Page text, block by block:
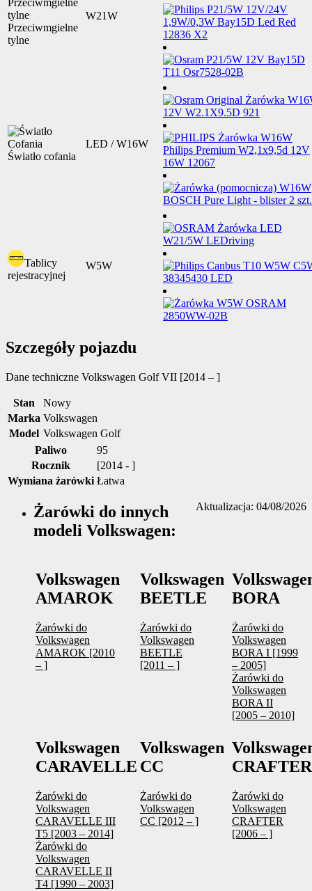
Przeciwmgielne
tylne
W21W
Światło cofania
LED / W16W
Tablicy
rejestracyjnej
W5W
Szczegóły pojazdu
Dane techniczne Volkswagen Golf VII [2014 – ]
Stan
Nowy
Marka Volkswagen
Model Volkswagen Golf
Paliwo
95
Rocznik
[2014 - ]
Wymiana żarówki Łatwa
Aktualizacja: 04/08/2026
Żarówki do innych
modeli Volkswagen:
Volkswagen
AMAROK
Żarówki do
Volkswagen
AMAROK [2010
– ]
Volkswagen
BEETLE
Żarówki do
Volkswagen
BEETLE
[2011 – ]
BORA
Żarówki do
Volkswagen
BORA I [1999
– 2005]
Żarówki do
Volkswagen
BORA II
[2005 – 2010]
Volkswagen
CARAVELLE
Żarówki do
Volkswagen
CARAVELLE III
T5 [2003 – 2014]
Żarówki do
Volkswagen
CARAVELLE II
T4 [1990 – 2003]
Volkswagen
CC
Żarówki do
Volkswagen
CC [2012 – ]
CRAFTER
Żarówki do
Volkswagen
CRAFTER
[2006 – ]